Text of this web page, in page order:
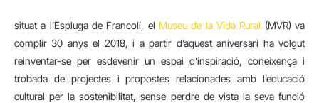
situat a l’Espluga de Francolí, el Museu de la Vida Rural (MVR) va
complir 30 anys el 2018, i a partir d’aquest aniversari ha volgut
reinventar-se per esdevenir un espai d’inspiració, coneixença i
trobada de projectes i propostes relacionades amb l’educació
cultural per la sostenibilitat, sense perdre de vista la seva funció